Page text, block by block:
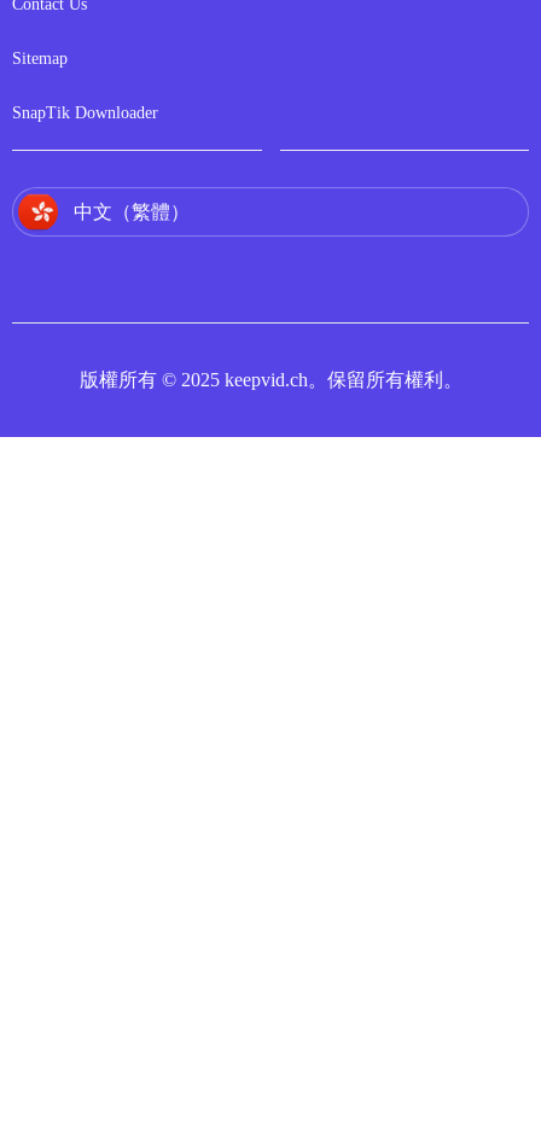
Contact Us
Sitemap
SnapTik Downloader
中文（繁體）
版權所有 © 2025 keepvid.ch。保留所有權利。